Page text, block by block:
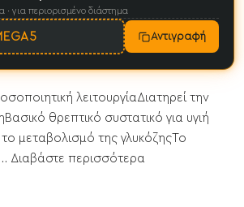
· για περιορισμένο διάστημα
Αντιγραφή
λειτουργίαΔιατηρεί την
θρεπτικό συστατικό για υγιή
μεταβολισμό της γλυκόζηςΤο
Διαβάστε περισσότερα